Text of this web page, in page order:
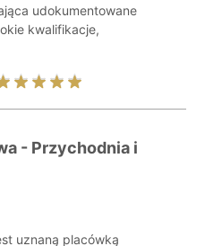
udokumentowane
kwalifikacje,
- Przychodnia i
uznaną placówką